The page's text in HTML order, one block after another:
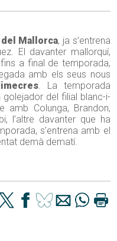
Mallorca, ja s’entrena
El davanter mallorquí,
fins a final de temporada,
amb els seus nous
. La temporada
del filial blanc-i-
amb Colunga, Brandon,
l’altre davanter que ha
s’entrena amb el
demà dematí.